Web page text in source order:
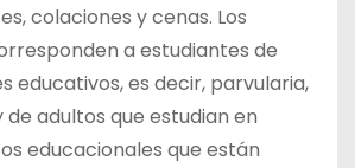
colaciones y cenas. Los
a estudiantes de
educativos, es decir, parvularia,
de adultos que estudian en
educacionales que están